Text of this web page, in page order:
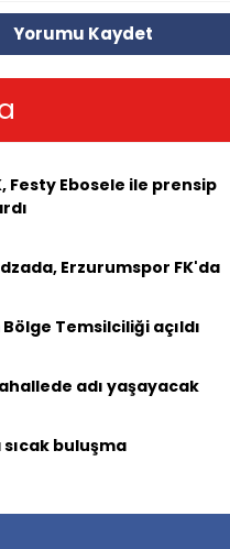
Yorumu Kaydet
Festy Ebosele ile prensip
Erzurumspor FK'da
Temsilciliği açıldı
adı yaşayacak
buluşma